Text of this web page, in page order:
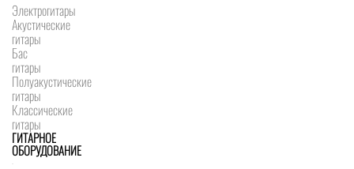
Электрогитары
Акустические
гитары
Бас
гитары
Полуакустические
гитары
Классические
гитары
ГИТАРНОЕ
ОБОРУДОВАНИЕ